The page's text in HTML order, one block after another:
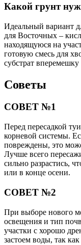
Какой грунт
Идеальный вариант
для Восточных –
находящуюся на
готовую смесь для
субстрат
Советы
СОВЕТ №1
Перед пересадкой
корневой системы.
повреждены, это
Лучше всего
сильно разрастись,
или в конце осени.
СОВЕТ №2
При выборе нового
освещения и тип
участки с хорошо
застоем воды, так